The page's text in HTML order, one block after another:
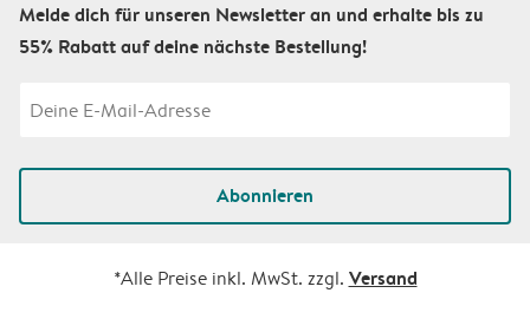
Melde dich für unseren Newsletter an und erhalte bis zu
55% Rabatt auf deine nächste Bestellung!
Abonnieren
*Alle Preise inkl. MwSt. zzgl. Versand